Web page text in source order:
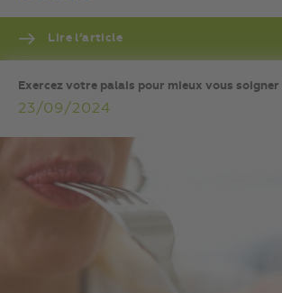
Lire l’article
Exercez votre palais pour mieux vous soigner
23/09/2024